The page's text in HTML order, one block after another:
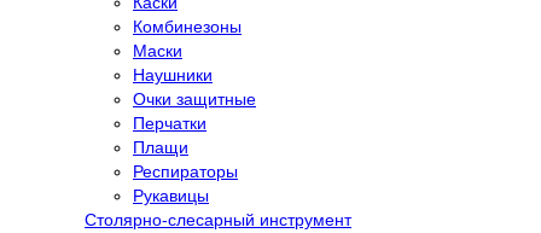
Комбинезоны
Маски
Наушники
Очки защитные
Перчатки
Плащи
Респираторы
Рукавицы
Столярно-слесарный инструмент